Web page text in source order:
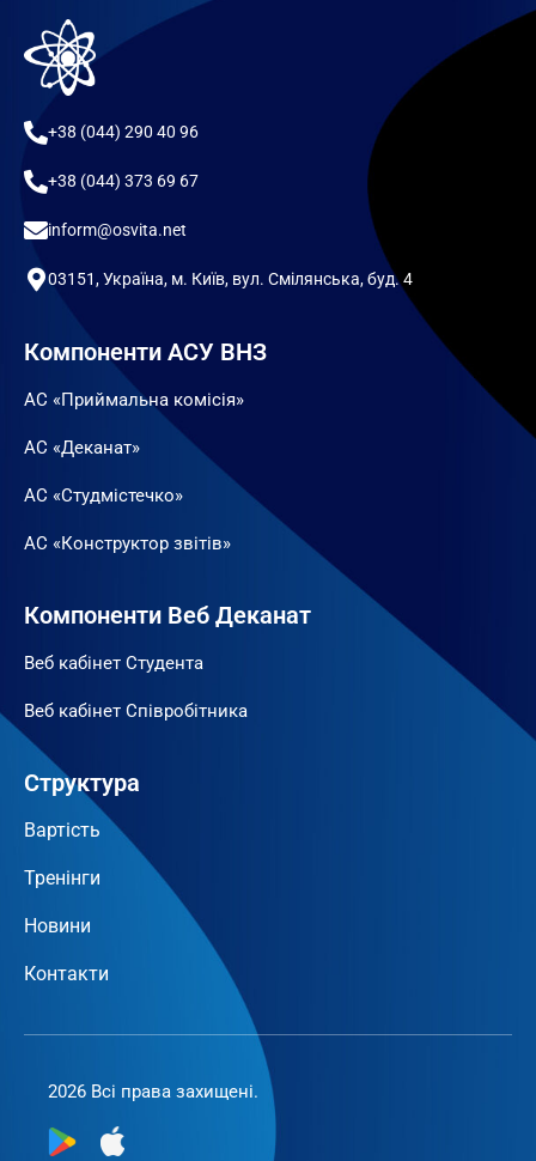
+38 (044) 290 40 96
+38 (044) 373 69 67
inform@osvita.net
03151, Україна, м. Київ, вул. Смілянська, буд. 4
Компоненти АСУ ВНЗ
АС «Приймальна комісія»
АС «Деканат»
АС «Студмістечко»
АС «Конструктор звітів»
Компоненти Веб Деканат
Веб кабінет Студента
Веб кабінет Співробітника
Структура
Вартість
Тренінги
Новини
Контакти
2026 Всі права захищені.